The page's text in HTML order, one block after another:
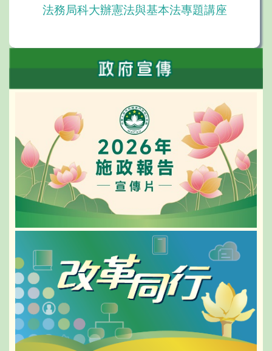
法務局科大辦憲法與基本法專題講座